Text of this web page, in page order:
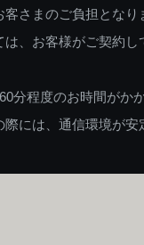
さまのご負担となり
は、お客様がご契約
分程度のお時間がか
には、通信環境が安